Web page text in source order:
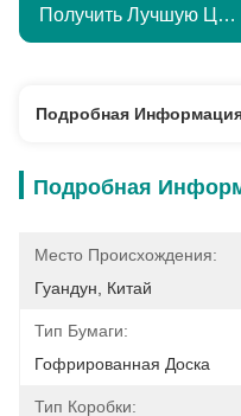
Получить Лучшую Цену
Подробная
Подробная
Место Происхождения:
Гуандун, Китай
Тип Бумаги:
Гофрированная Доска
Тип Коробки: